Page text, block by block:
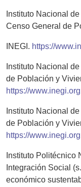
Instituto Nacional
Censo General de
INEGI. https://
Instituto Nacional
de Población y
https://
Instituto Nacional
de Población y
https://
Instituto Politécnico
Integración Social
económico